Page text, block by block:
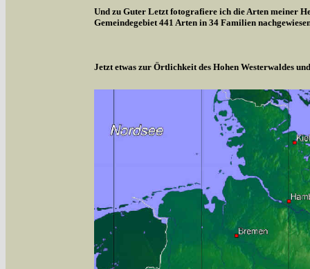
Und zu Guter Letzt fotografiere ich die Arten meiner
Gemeindegebiet 441 Arten in 34 Familien
Jetzt etwas zur Örtlichkeit des Hohen Westerwaldes